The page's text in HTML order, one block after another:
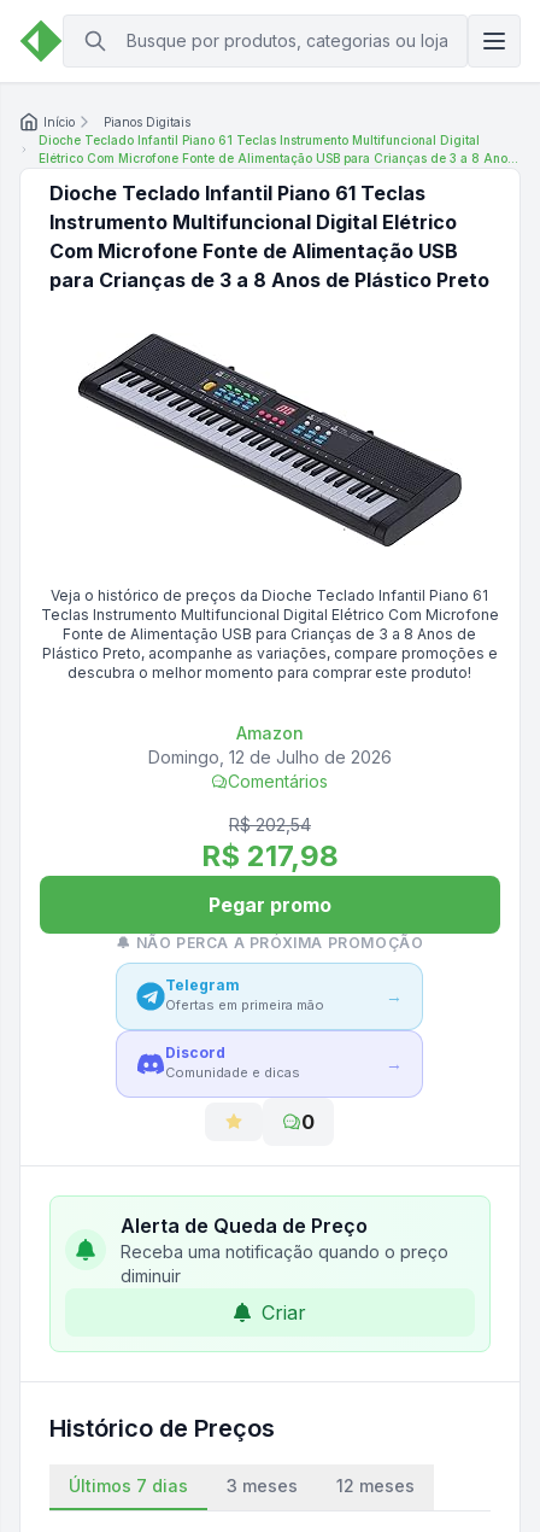
Início
Pianos Digitais
Dioche Teclado Infantil Piano 61 Teclas Instrumento Multifuncional Digital
Elétrico Com Microfone Fonte de Alimentação USB para Crianças de 3 a 8 Anos
Dioche Teclado Infantil Piano 61 Teclas
Instrumento Multifuncional Digital Elétrico
Com Microfone Fonte de Alimentação USB
para Crianças de 3 a 8 Anos de Plástico Preto
Veja o histórico de preços daDioche Teclado Infantil Piano 61
Teclas Instrumento Multifuncional Digital Elétrico Com Microfone
Fonte de Alimentação USB para Crianças de 3 a 8 Anos de
Plástico Preto, acompanhe as variações, compare promoções e
descubra o melhor momento para comprar este produto!
Amazon
Domingo, 12 de Julho de 2026
Comentários
R$ 202,54
R$ 217,98
Pegar promo
🔔 NÃO PERCA A PRÓXIMA PROMOÇÃO
Telegram
Ofertas em primeira mão →
Discord
Comunidade e dicas →
0
Alerta de Queda de Preço
Receba uma notificação quando o preço
diminuir
Criar
Histórico de Preços
Últimos 7 dias 3 meses 12 meses